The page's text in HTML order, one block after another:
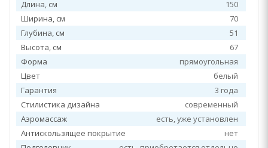
Длина, см
150
Ширина, см
70
Глубина, см
51
Высота, см
67
Форма
прямоугольная
Цвет
белый
Гарантия
3 года
Стилистика дизайна
современный
Аэромассаж
есть, уже установлен
Антискользящее покрытие
нет